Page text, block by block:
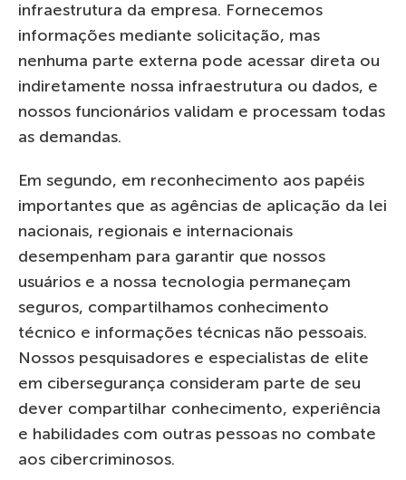
infraestrutura da empresa. Fornecemos
informações mediante solicitação, mas
nenhuma parte externa pode acessar direta ou
indiretamente nossa infraestrutura ou dados, e
nossos funcionários validam e processam todas
as demandas.
Em segundo, em reconhecimento aos papéis
importantes que as agências de aplicação da lei
nacionais, regionais e internacionais
desempenham para garantir que nossos
usuários e a nossa tecnologia permaneçam
seguros, compartilhamos conhecimento
técnico e informações técnicas não pessoais.
Nossos pesquisadores e especialistas de elite
em cibersegurança consideram parte de seu
dever compartilhar conhecimento, experiência
e habilidades com outras pessoas no combate
aos cibercriminosos.